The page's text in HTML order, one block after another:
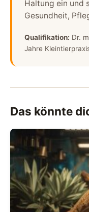
Haltung ein und
Gesundheit,
Qualifikation: Dr.
Jahre
Das könnte